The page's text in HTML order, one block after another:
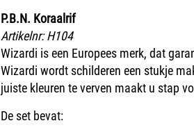
P.B.N. Koraalrif
Artikelnr: H104
Wizardi is een Europees merk, dat
Wizardi wordt schilderen een stukje
juiste kleuren te verven maakt u stap
De set bevat: